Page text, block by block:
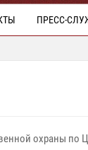
ПРЕСС-
охраны по